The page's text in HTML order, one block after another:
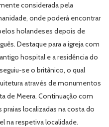
considerada pela
onde poderá encontrar
holandeses depois de
Destaque para a igreja com
hospital e a residência do
se o britânico, o qual
através de monumentos
de Meera. Continuação com
localizadas na costa do
na respetiva localidade.